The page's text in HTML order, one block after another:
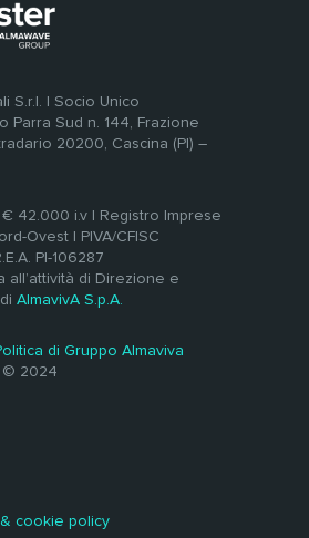
S.r.l. | Socio Unico
Parra Sud n. 144, Frazione
20200, Cascina (PI) –
42.000 i.v | Registro Imprese
Ovest | PIVA/CFISC
PI-106287
all’attività di Direzione e
diAlmavivA S.p.A.
di Gruppo Almaviva
© 2024
cookie policy